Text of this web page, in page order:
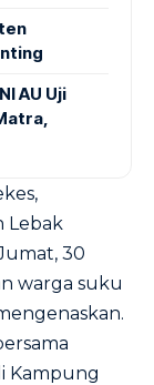
AU Uji
Lebak
30
warga suku
Kampung